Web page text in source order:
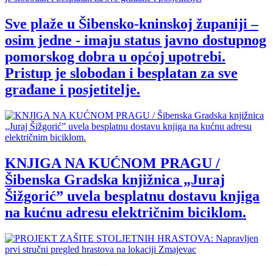
Sve plaže u Šibensko-kninskoj županiji –
osim jedne - imaju status javno dostupnog
pomorskog dobra u općoj upotrebi.
Pristup je slobodan i besplatan za sve
građane i posjetitelje.
KNJIGA NA KUĆNOM PRAGU /
Šibenska Gradska knjižnica „Juraj
Šižgorić” uvela besplatnu dostavu knjiga
na kućnu adresu električnim biciklom.